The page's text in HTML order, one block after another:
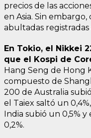
precios de las
en Asia. Sin
abultadas
En Tokio, el Nikkei
que el Kospi de
Hang Seng de Hong
compuesto de
200 de Australia
el Taiex saltó un
India subió un 0,5%
0,2%.